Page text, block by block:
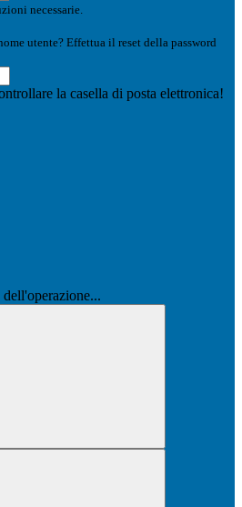
necessarie.
utente? Effettua il reset della password
la casella di posta elettronica!